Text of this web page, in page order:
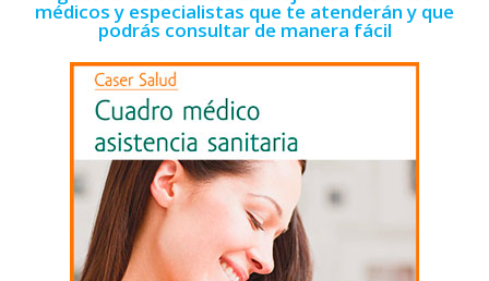
médicos y especialistas que te atenderán y que
podrás consultar de manera fácil